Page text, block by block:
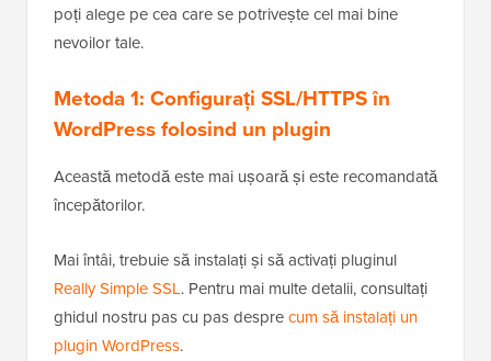
poți alege pe cea care se potrivește cel mai bine
nevoilor tale.
Metoda 1: Configurați SSL/HTTPS în
WordPress folosind un plugin
Această metodă este mai ușoară și este recomandată
începătorilor.
Mai întâi, trebuie să instalați și să activați pluginul
Really Simple SSL. Pentru mai multe detalii, consultați
ghidul nostru pas cu pas desprecum să instalați un
plugin WordPress.